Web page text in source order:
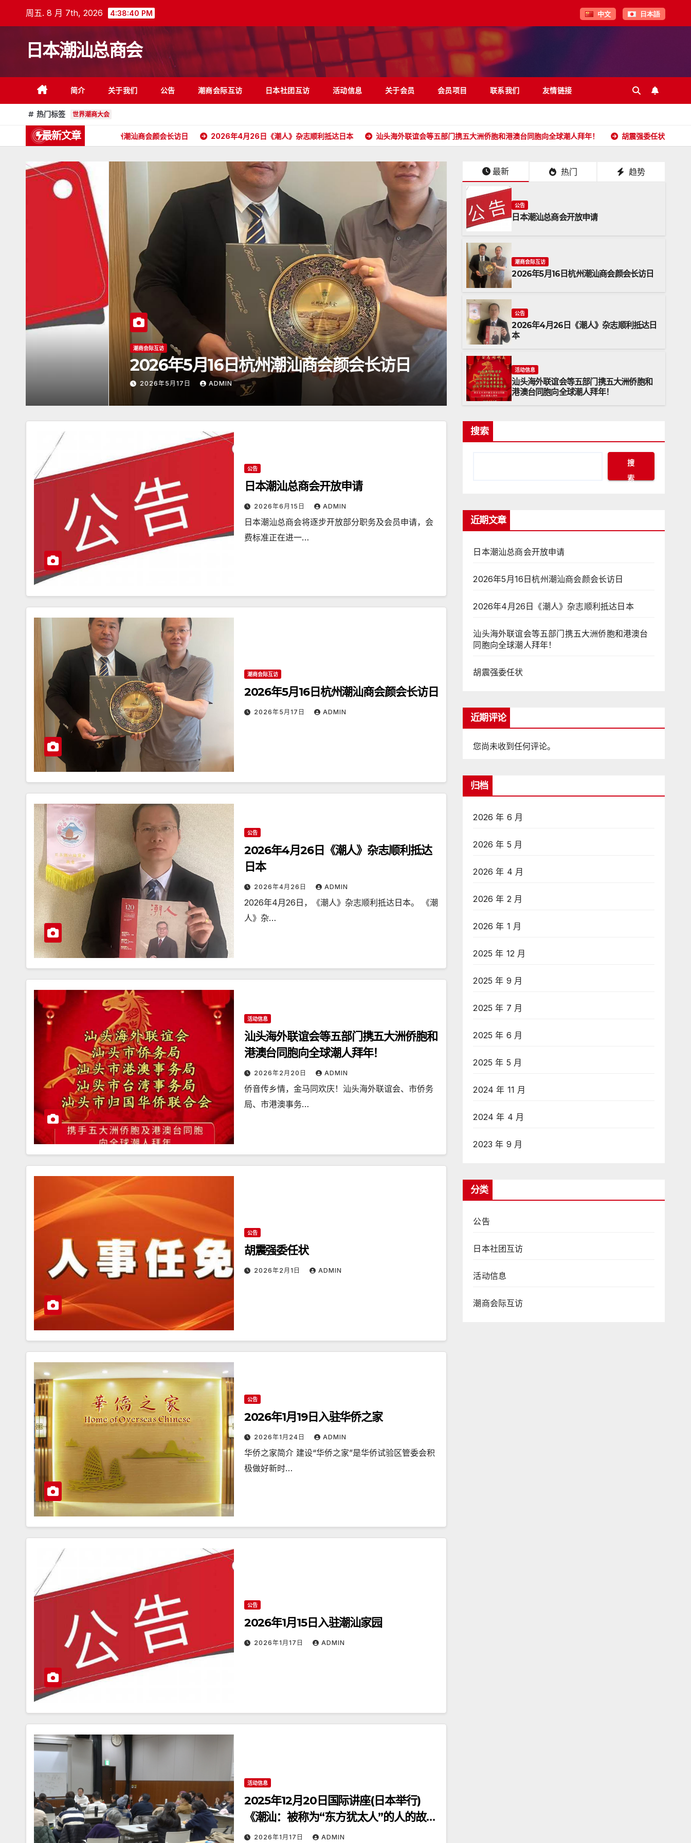
周五. 8 月 7th, 2026 4:38:41 PM 中文 日本語
日本潮汕总商会
简介 关于我们 公告 潮商会际互访 日本社团互访 活动信息 关于会员 会员项目 联系我们 友情链接
热门标签 世界潮商大会
最新文章
2026年5月16日杭州潮汕商会颜会长访日 2026年4月26日《潮人》杂志顺利抵达日本 汕头海外联谊会等五部门携五大洲侨胞和港澳台同胞向全球潮人拜年！ 胡震强委任状 日本潮汕
2026年5月16日杭州潮汕商会颜会长访日
ADMIN
2026年4月26日《潮人》杂志
2026年4月26日 ADMIN
最新 热门 趋势
公告
日本潮汕总商会开放申请
潮商会际互访
2026年5月16日杭州潮汕商会颜会长访日
公告
2026年4月26日《潮人》杂志顺利抵达日
本
活动信息
汕头海外联谊会等五部门携五大洲侨胞和
港澳台同胞向全球潮人拜年！
公告
日本潮汕总商会开放申请
2026年6月15日 ADMIN
日本潮汕总商会将逐步开放部分职务及会员申请，会
费标准正在进一…
潮商会际互访
2026年5月16日杭州潮汕商会颜会长访日
2026年5月17日 ADMIN
公告
2026年4月26日《潮人》杂志顺利抵达
日本
2026年4月26日 ADMIN
2026年4月26日，《潮人》杂志顺利抵达日本。 《潮
人》杂…
活动信息
汕头海外联谊会等五部门携五大洲侨胞和
港澳台同胞向全球潮人拜年！
2026年2月20日 ADMIN
侨音传乡情，金马同欢庆！汕头海外联谊会、市侨务
局、市港澳事务…
公告
胡震强委任状
2026年2月1日 ADMIN
公告
2026年1月19日入驻华侨之家
2026年1月24日 ADMIN
华侨之家简介 建设“华侨之家”是华侨试验区管委会积
极做好新时…
公告
2026年1月15日入驻潮汕家园
2026年1月17日 ADMIN
活动信息
2025年12月20日国际讲座(日本举行)
《潮汕：被称为“东方犹太人”的人的故
乡》2026年1月17日 ADMIN
搜索
搜
索
近期文章
日本潮汕总商会开放申请
2026年5月16日杭州潮汕商会颜会长访日
2026年4月26日《潮人》杂志顺利抵达日本
汕头海外联谊会等五部门携五大洲侨胞和港澳台
同胞向全球潮人拜年！
胡震强委任状
近期评论
您尚未收到任何评论。
归档
2026 年 6 月
2026 年 5 月
2026 年 4 月
2026 年 2 月
2026 年 1 月
2025 年 12 月
2025 年 9 月
2025 年 7 月
2025 年 6 月
2025 年 5 月
2024 年 11 月
2024 年 4 月
2023 年 9 月
分类
公告
日本社团互访
活动信息
潮商会际互访